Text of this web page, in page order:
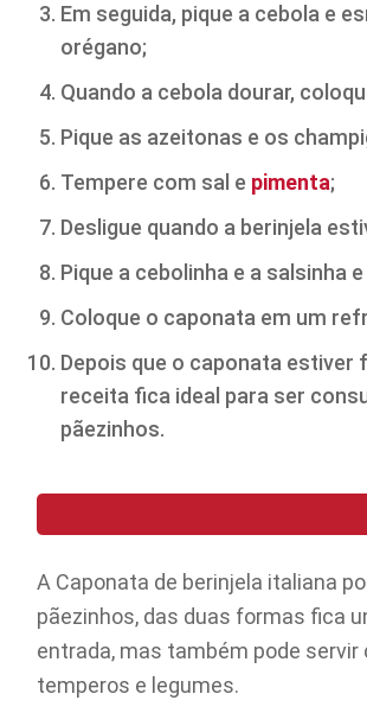
Em seguida, pique a cebola e
orégano;
Quando a cebola dourar,
Pique as azeitonas e os
Tempere com sal e pimenta;
Desligue quando a berinjela
Pique a cebolinha e a salsinha
Coloque o caponata em um
Depois que o caponata estiver
receita fica ideal para ser
pãezinhos.
A Caponata de berinjela italiana
pãezinhos, das duas formas fica
entrada, mas também pode
temperos e legumes.